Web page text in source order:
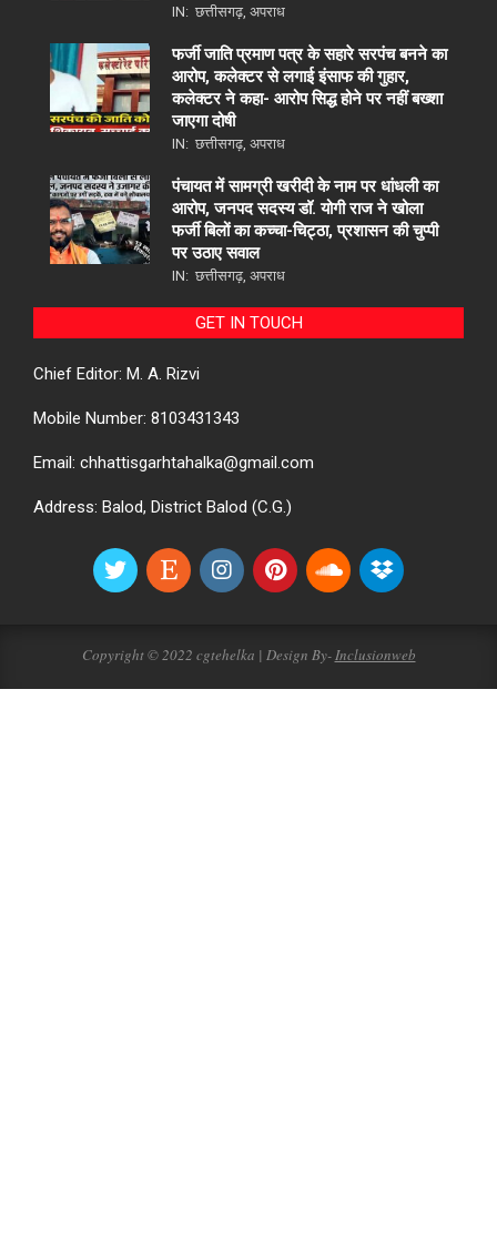
IN: छत्तीसगढ़ अपराध
फर्जी जाति प्रमाण पत्र के सहारे सरपंच बनने का
आरोप, कलेक्टर से लगाई इंसाफ की गुहार,
कलेक्टर ने कहा- आरोप सिद्ध होने पर नहीं बख्शा
जाएगा दोषी
IN: छत्तीसगढ़ अपराध
पंचायत में सामग्री खरीदी के नाम पर धांधली का
आरोप, जनपद सदस्य डॉ. योगी राज ने खोला
फर्जी बिलों का कच्चा-चिट्ठा, प्रशासन की चुप्पी
पर उठाए सवाल
IN: छत्तीसगढ़ अपराध
GET IN TOUCH
Chief Editor: M. A. Rizvi
Mobile Number: 8103431343
Email: chhattisgarhtahalka@gmail.com
Address: Balod, District Balod (C.G.)
Copyright © 2022 cgtehelka | Design By-Inclusionweb